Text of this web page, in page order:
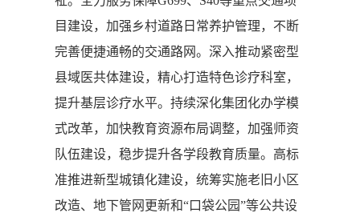
目建设，加强乡村道路日常养护管理，不断
完善便捷通畅的交通路网。深入推动紧密型
县域医共体建设，精心打造特色诊疗科室，
提升基层诊疗水平。持续深化集团化办学模
式改革，加快教育资源布局调整，加强师资
队伍建设，稳步提升各学段教育质量。高标
准推进新型城镇化建设，统筹实施老旧小区
改造、地下管网更新和“口袋公园”等公共设